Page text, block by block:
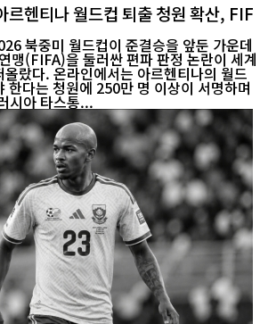
헨티나 월드컵 퇴출 청원 확산, FIF
북중미 월드컵이 준결승을 앞둔 가운데
맹(FIFA)을 둘러싼 편파 판정 논란이 세계
랐다. 온라인에서는 아르헨티나의 월드
한다는 청원에 250만 명 이상이 서명하며
이 확산되고 있다. 러시아 타스통...